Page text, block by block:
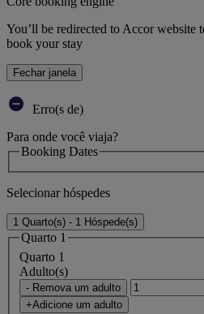
You’ll be redirected to Accor website
book your stay
Fechar janela
Erro(s de)
Para onde você viaja?
Booking Dates
Selecionar hóspedes
1 Quarto(s) - 1 Hóspede(s)
Quarto 1
Quarto 1
Adulto(s)
- Remova um adulto
+Adicione um adulto